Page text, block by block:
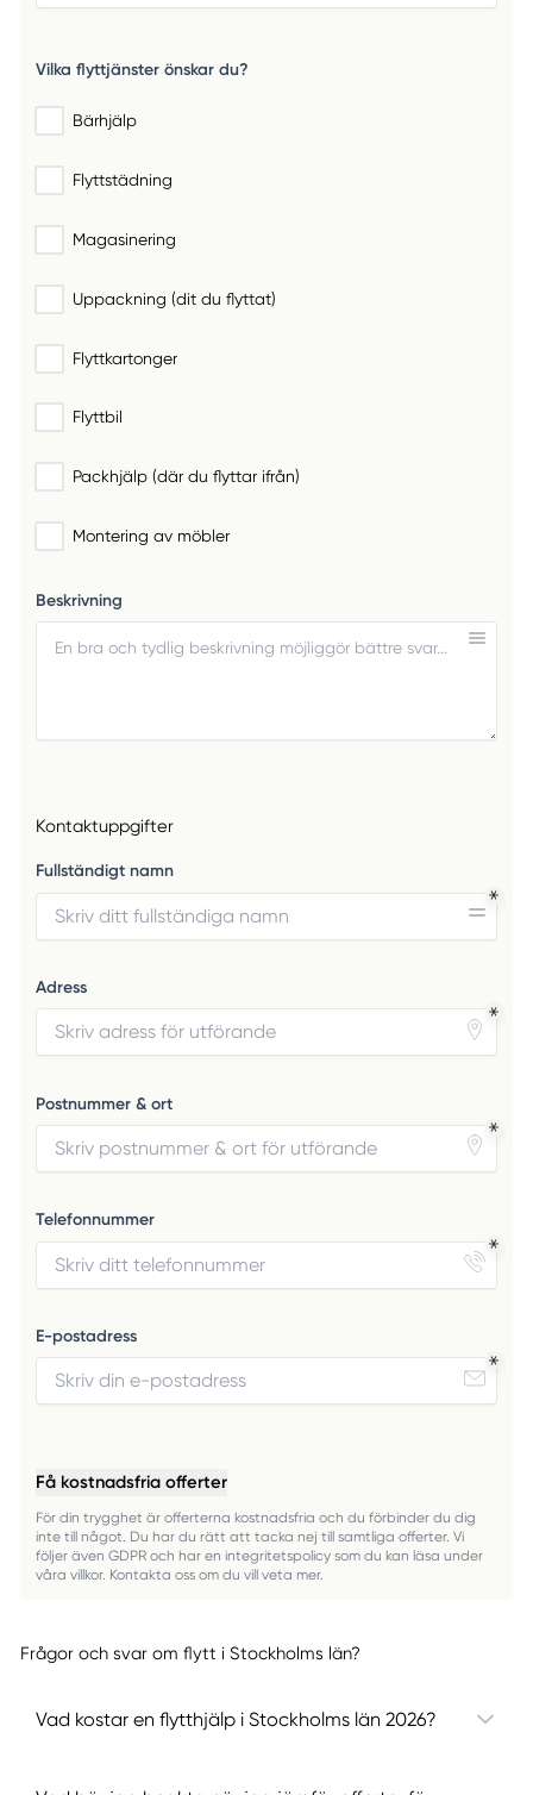
Vilka flyttjänster önskar du?
Bärhjälp
Flyttstädning
Magasinering
Uppackning (dit du flyttat)
Flyttkartonger
Flyttbil
Packhjälp (där du flyttar ifrån)
Montering av möbler
Beskrivning
Kontaktuppgifter
Fullständigt namn
Adress
Postnummer & ort
Telefonnummer
E-postadress
Få kostnadsfria offerter
För din trygghet är offerterna kostnadsfria och du förbinder du dig
inte till något. Du har du rätt att tacka nej till samtliga offerter. Vi
följer även GDPR och har en integritetspolicy som du kan läsa under
våra villkor. Kontakta oss om du vill veta mer.
Frågor och svar om flytt i Stockholms län?
Vad kostar en flytthjälp i Stockholms län 2026?